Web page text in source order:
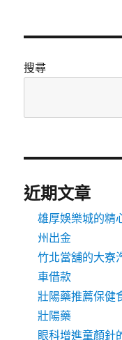
搜尋
近期文章
雄厚娛樂城的精
州出金
竹北當舖的大寮
車借款
壯陽藥推薦保健
壯陽藥
眼科增進童顏針